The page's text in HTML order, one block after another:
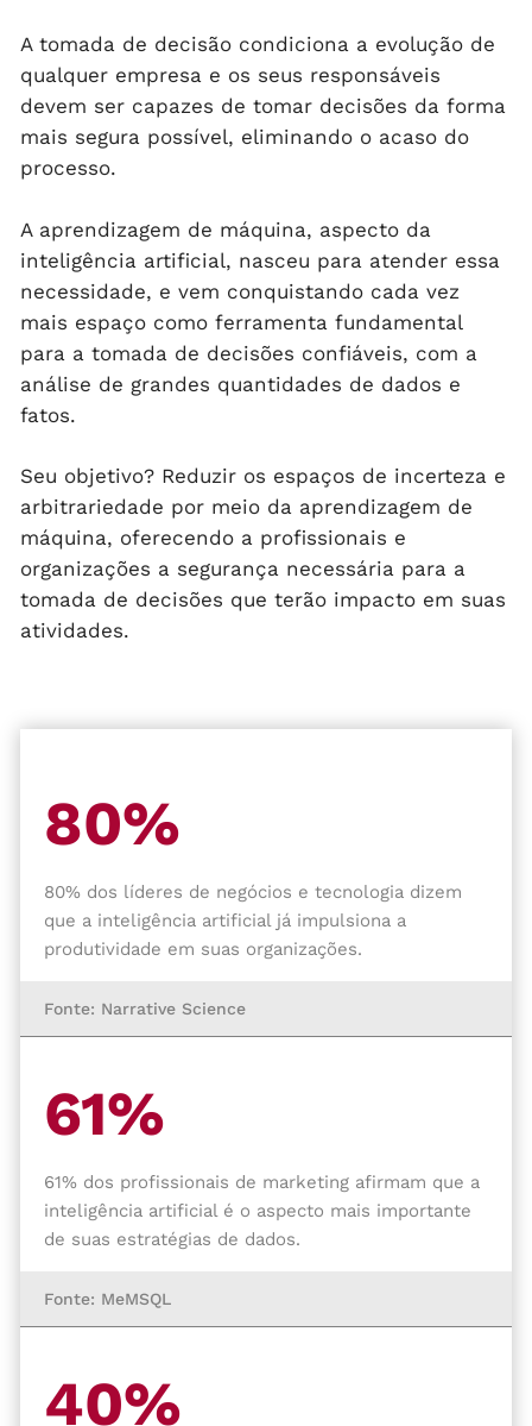
A tomada de decisão condiciona a evolução de
qualquer empresa e os seus responsáveis
devem ser capazes de tomar decisões da forma
mais segura possível, eliminando o acaso do
processo.
A aprendizagem de máquina, aspecto da
inteligência artificial, nasceu para atender essa
necessidade, e vem conquistando cada vez
mais espaço como ferramenta fundamental
para a tomada de decisões confiáveis, com a
análise de grandes quantidades de dados e
fatos.
Seu objetivo? Reduzir os espaços de incerteza e
arbitrariedade por meio da aprendizagem de
máquina, oferecendo a profissionais e
organizações a segurança necessária para a
tomada de decisões que terão impacto em suas
atividades.
80%
80% dos líderes de negócios e tecnologia dizem
que a inteligência artificial já impulsiona a
produtividade em suas organizações.
Fonte: Narrative Science
61%
61% dos profissionais de marketing afirmam que a
inteligência artificial é o aspecto mais importante
de suas estratégias de dados.
Fonte: MeMSQL
40%